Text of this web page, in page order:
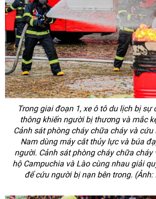
Trong giai đoạn 1, xe ô tô du lịch bị sự
thông khiến người bị thương và mắc
Cảnh sát phòng cháy chữa cháy và cứu
Nam dùng máy cắt thủy lực và búa
người. Cảnh sát phòng cháy chữa cháy
hộ Campuchia và Lào cùng nhau giải
để cứu người bị nạn bên trong. (Ảnh: